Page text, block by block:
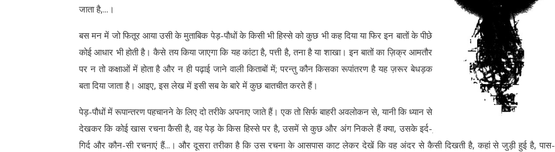
जाता है,...।
बस मन में जो फितूर आया उसी के मुताबिक पेड़-पौधों के किसी भी हिस्से को कुछ भी कह दिया या फिर इन बातों के पीछे
कोई आधार भी होती है। कैसे तय किया जाएगा कि यह कांटा है, पत्ती है, तना है या शाखा। इन बातों का ज़िक्र आमतौर
पर न तो कक्षाओं में होता है और न ही पढ़ाई जाने वाली किताबों में; परन्तु कौन किसका रूपांतरण है यह ज़रूर बेधड़क
बता दिया जाता है। आइए, इस लेख में इसी सब के बारे में कुछ बातचीत करते हैं।
पेड़-पौधों में रूपान्तरण पहचानने के लिए दो तरीके अपनाए जाते हैं। एक तो सिर्फ बाहरी अवलोकन से, यानी कि ध्यान से
देखकर कि कोई खास रचना कैसी है, वह पेड़ के किस हिस्से पर है, उसमें से कुछ और अंग निकले हैं क्या, उसके इर्द-
गिर्द और कौन-सी रचनाएं हैं...। और दूसरा तरीका है कि उस रचना के आसपास काट लेकर देखें कि वह अंदर से कैसी दिखती है, कहां से जुड़ी हुई है, पास-